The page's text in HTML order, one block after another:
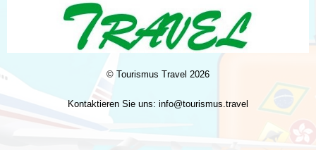
© Tourismus Travel 2026
Kontaktieren Sie uns: info@tourismus.travel